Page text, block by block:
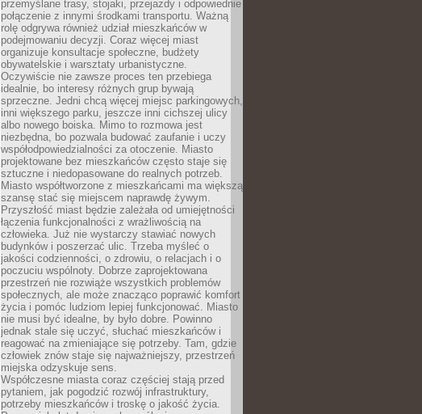
przemyślane trasy, stojaki, przejazdy i odpowiednie
połączenie z innymi środkami transportu. Ważną
rolę odgrywa również udział mieszkańców w
podejmowaniu decyzji. Coraz więcej miast
organizuje konsultacje społeczne, budżety
obywatelskie i warsztaty urbanistyczne.
Oczywiście nie zawsze proces ten przebiega
idealnie, bo interesy różnych grup bywają
sprzeczne. Jedni chcą więcej miejsc parkingowych,
inni większego parku, jeszcze inni cichszej ulicy
albo nowego boiska. Mimo to rozmowa jest
niezbędna, bo pozwala budować zaufanie i uczy
współodpowiedzialności za otoczenie. Miasto
projektowane bez mieszkańców często staje się
sztuczne i niedopasowane do realnych potrzeb.
Miasto współtworzone z mieszkańcami ma większą
szansę stać się miejscem naprawdę żywym.
Przyszłość miast będzie zależała od umiejętności
łączenia funkcjonalności z wrażliwością na
człowieka. Już nie wystarczy stawiać nowych
budynków i poszerzać ulic. Trzeba myśleć o
jakości codzienności, o zdrowiu, o relacjach i o
poczuciu wspólnoty. Dobrze zaprojektowana
przestrzeń nie rozwiąże wszystkich problemów
społecznych, ale może znacząco poprawić komfort
życia i pomóc ludziom lepiej funkcjonować. Miasto
nie musi być idealne, by było dobre. Powinno
jednak stale się uczyć, słuchać mieszkańców i
reagować na zmieniające się potrzeby. Tam, gdzie
człowiek znów staje się najważniejszy, przestrzeń
miejska odzyskuje sens.
Współczesne miasta coraz częściej stają przed
pytaniem, jak pogodzić rozwój infrastruktury,
potrzeby mieszkańców i troskę o jakość życia.